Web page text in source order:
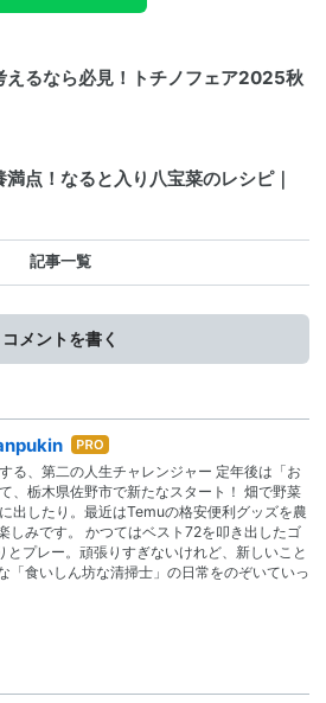
えるなら必見！トチノフェア2025秋
点！なると入り八宝菜のレシピ｜
記事一覧
コメントを書く
はて
なブ
ログ
Pro
る、第二の人生チャレンジャー 定年後は「お
、栃木県佐野市で新たなスタート！ 畑で野菜
出したり。最近はTemuの格安便利グッズを農
しみです。 かつてはベスト72を叩き出したゴ
プレー。頑張りすぎないけれど、新しいこと
「食いしん坊な清掃士」の日常をのぞいていっ